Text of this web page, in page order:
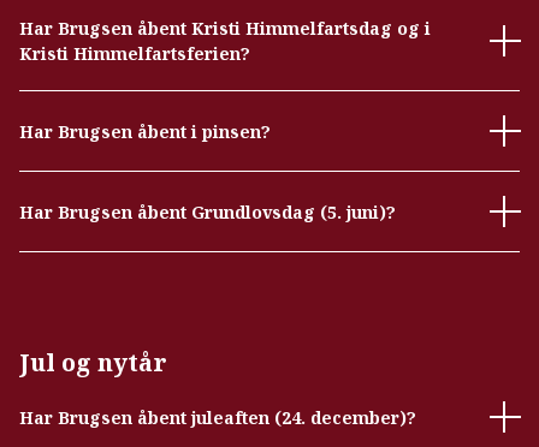
Har Brugsen åbent Kristi Himmelfartsdag og i
Kristi Himmelfartsferien?
Har Brugsen åbent i pinsen?
Har Brugsen åbent Grundlovsdag (5. juni)?
Jul og nytår
Har Brugsen åbent juleaften (24. december)?